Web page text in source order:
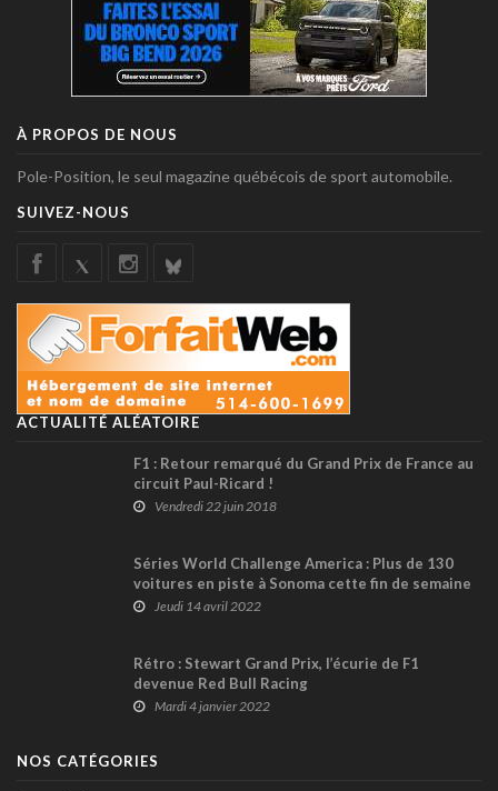
À PROPOS DE NOUS
Pole-Position, le seul magazine québécois de sport automobile.
SUIVEZ-NOUS
ACTUALITÉ ALÉATOIRE
F1 : Retour remarqué du Grand Prix de France au
circuit Paul-Ricard !
Vendredi 22 juin 2018
Séries World Challenge America : Plus de 130
voitures en piste à Sonoma cette fin de semaine
Jeudi 14 avril 2022
Rétro : Stewart Grand Prix, l’écurie de F1
devenue Red Bull Racing
Mardi 4 janvier 2022
NOS CATÉGORIES